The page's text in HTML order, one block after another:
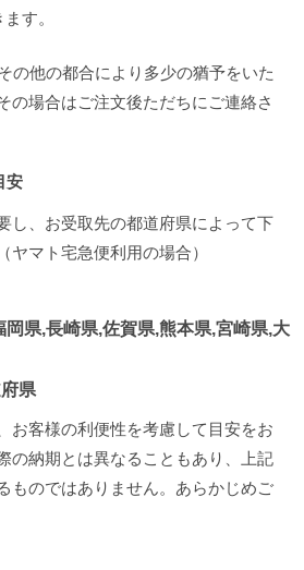
す。
の他の都合により多少の猶予をいた
の場合はご注文後ただちにご連絡さ
安
し、お受取先の都道府県によって下
ヤマト宅急便利用の場合）
県,長崎県,佐賀県,熊本県,宮崎県,大
県
お客様の利便性を考慮して目安をお
の納期とは異なることもあり、上記
ものではありません。あらかじめご